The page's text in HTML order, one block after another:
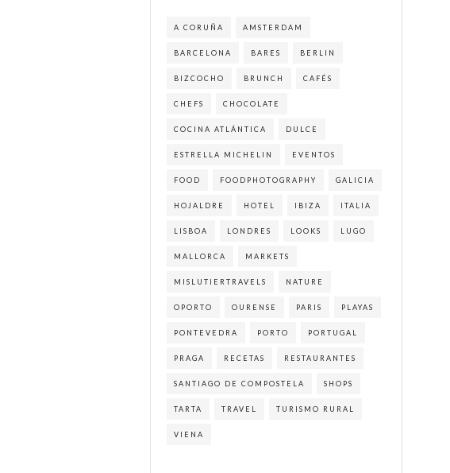
A CORUÑA AMSTERDAM
BARCELONA BARES BERLIN
BIZCOCHO BRUNCH CAFÉS
CHEFS CHOCOLATE
COCINA ATLÁNTICA DULCE
ESTRELLA MICHELIN EVENTOS
FOOD FOODPHOTOGRAPHY GALICIA
HOJALDRE HOTEL IBIZA ITALIA
LISBOA LONDRES LOOKS LUGO
MALLORCA MARKETS
MISLUTIERTRAVELS NATURE
OPORTO OURENSE PARIS PLAYAS
PONTEVEDRA PORTO PORTUGAL
PRAGA RECETAS RESTAURANTES
SANTIAGO DE COMPOSTELA SHOPS
TARTA TRAVEL TURISMO RURAL
VIENA